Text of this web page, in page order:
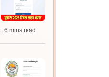
| 6 mins read